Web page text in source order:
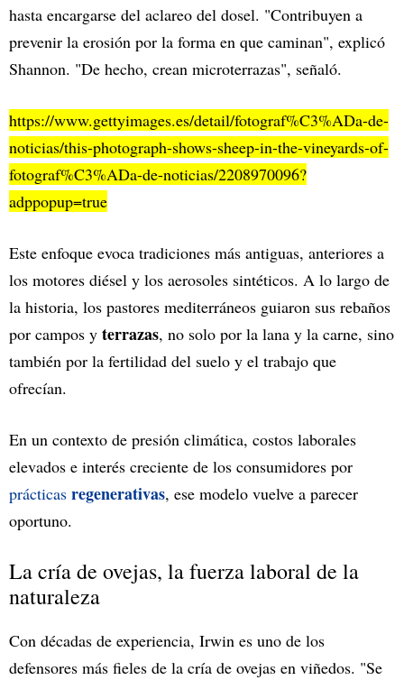
hasta encargarse del aclareo del dosel. "Contribuyen a
prevenir la erosión por la forma en que caminan", explicó
Shannon. "De hecho, crean microterrazas", señaló.
https://www.gettyimages.es/detail/fotograf%C3%ADa-de-
noticias/this-photograph-shows-sheep-in-the-vineyards-of-
fotograf%C3%ADa-de-noticias/2208970096?
adppopup=true
Este enfoque evoca tradiciones más antiguas, anteriores a
los motores diésel y los aerosoles sintéticos. A lo largo de
la historia, los pastores mediterráneos guiaron sus rebaños
por campos y terrazas, no solo por la lana y la carne, sino
también por la fertilidad del suelo y el trabajo que
ofrecían.
En un contexto de presión climática, costos laborales
elevados e interés creciente de los consumidores por
prácticas regenerativas, ese modelo vuelve a parecer
oportuno.
La cría de ovejas, la fuerza laboral de la
naturaleza
Con décadas de experiencia, Irwin es uno de los
defensores más fieles de la cría de ovejas en viñedos. "Se